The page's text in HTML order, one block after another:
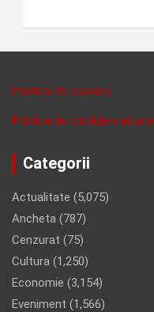
Politica de cookies
Politica de confidentalitate
Categorii
Actualitate (5,075)
Ancheta (787)
Cenzurat (75)
Cultura (1,250)
Economie (3,154)
Eveniment (1,566)